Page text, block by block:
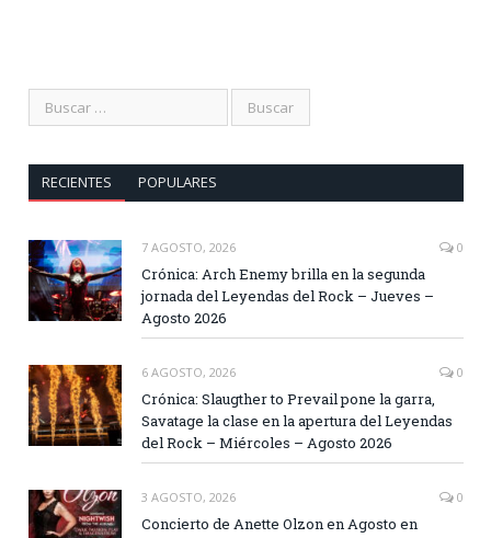
RECIENTES POPULARES
7 AGOSTO, 2026 0
Crónica: Arch Enemy brilla en la segunda
jornada del Leyendas del Rock – Jueves –
Agosto 2026
6 AGOSTO, 2026 0
Crónica: Slaugther to Prevail pone la garra,
Savatage la clase en la apertura del Leyendas
del Rock – Miércoles – Agosto 2026
3 AGOSTO, 2026 0
Concierto de Anette Olzon en Agosto en